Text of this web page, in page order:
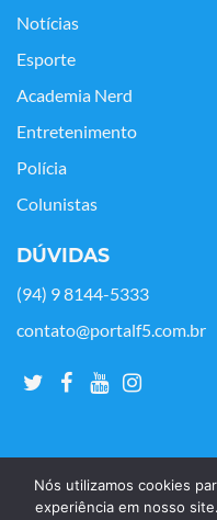
Notícias
Esporte
Academia Nerd
Entretenimento
Polícia
Colunistas
DÚVIDAS
(94) 9 8144-5333
contato@portalf5.com.br
Nós utilizamos cookies
experiência em nosso